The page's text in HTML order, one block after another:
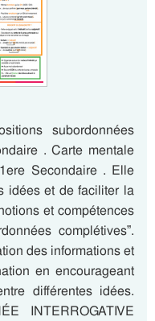
subordonnées
. Carte mentale
Secondaire . Elle
idées et de faciliter la
et compétences
complétives”.
des informations et
en encourageant
différentes idées.
INTERROGATIVE